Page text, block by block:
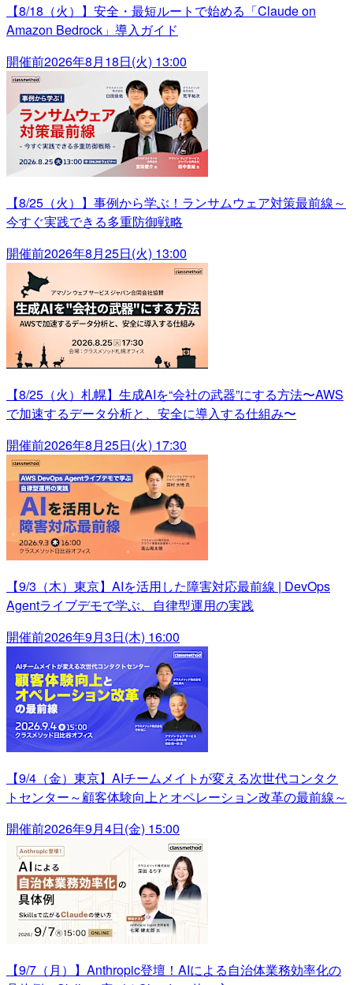
【8/18（火）】安全・最短ルートで始める「Claude on
Amazon Bedrock」導入ガイド
開催前2026年8月18日(火) 13:00
【8/25（火）】事例から学ぶ！ランサムウェア対策最前線～
今すぐ実践できる多重防御戦略
開催前2026年8月25日(火) 13:00
【8/25（火）札幌】生成AIを“会社の武器”にする方法〜AWS
で加速するデータ分析と、安全に導入する仕組み〜
開催前2026年8月25日(火) 17:30
【9/3（木）東京】AIを活用した障害対応最前線 | DevOps
Agentライブデモで学ぶ、自律型運用の実践
開催前2026年9月3日(木) 16:00
【9/4（金）東京】AIチームメイトが変える次世代コンタク
トセンター～顧客体験向上とオペレーション改革の最前線～
開催前2026年9月4日(金) 15:00
【9/7（月）】Anthropic登壇！AIによる自治体業務効率化の